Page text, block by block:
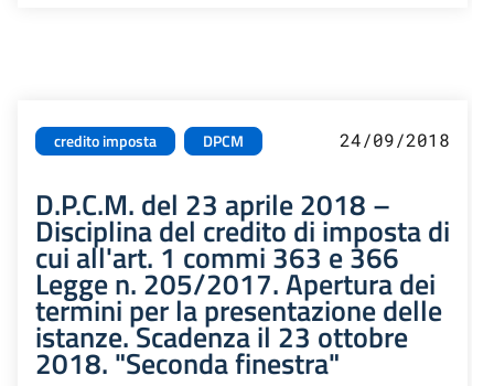
credito imposta DPCM 24/09/2018
D.P.C.M. del 23 aprile 2018 –
Disciplina del credito di imposta di
cui all'art. 1 commi 363 e 366
Legge n. 205/2017. Apertura dei
termini per la presentazione delle
istanze. Scadenza il 23 ottobre
2018. "Seconda finestra"